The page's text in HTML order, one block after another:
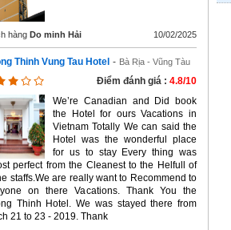
hàng Do minh Hải 10/02/2025
Thinh Vung Tau Hotel - Bà Rịa - Vũng Tàu
Điểm đánh giá : 4.8/10
We’re Canadian and Did book
the Hotel for ours Vacations in
Vietnam Totally We can said the
Hotel was the wonderful place
for us to stay Every thing was
perfect from the Cleanest to the Helfull of
staffs.We are really want to Recommend to
on there Vacations. Thank You the
Thinh Hotel. We was stayed there from
21 to 23 - 2019. Thank